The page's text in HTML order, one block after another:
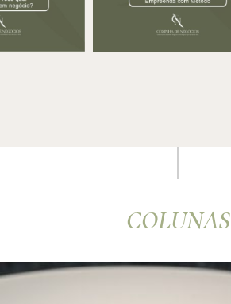
COLUNAS